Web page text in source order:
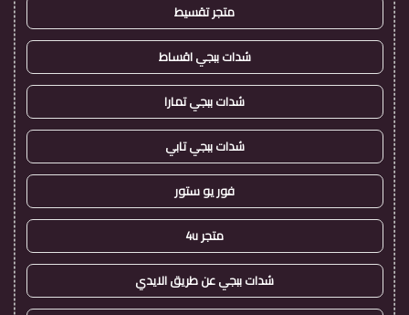
متجر تقسيط
شدات ببجي اقساط
شدات ببجي تمارا
شدات ببجي تابي
فور يو ستور
متجر 4u
شدات ببجي عن طريق الايدي